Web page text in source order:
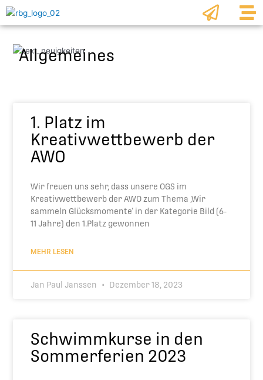
Zum
Inhalt
Allgemeines
1. Platz im
Kreativwettbewerb der
AWO
Wir freuen uns sehr, dass unsere OGS im
Kreativwettbewerb der AWO zum Thema ,Wir
sammeln Glücksmomente‘ in der Kategorie Bild (6-
11 Jahre) den 1.Platz gewonnen
MEHR LESEN
Jan Paul Janssen Dezember 18, 2023
Schwimmkurse in den
Sommerferien 2023